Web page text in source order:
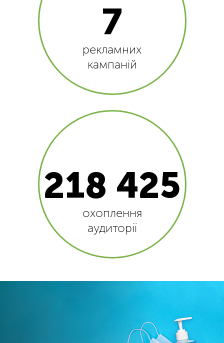
7
рекламних
кампаній
218 425
охоплення
аудиторії